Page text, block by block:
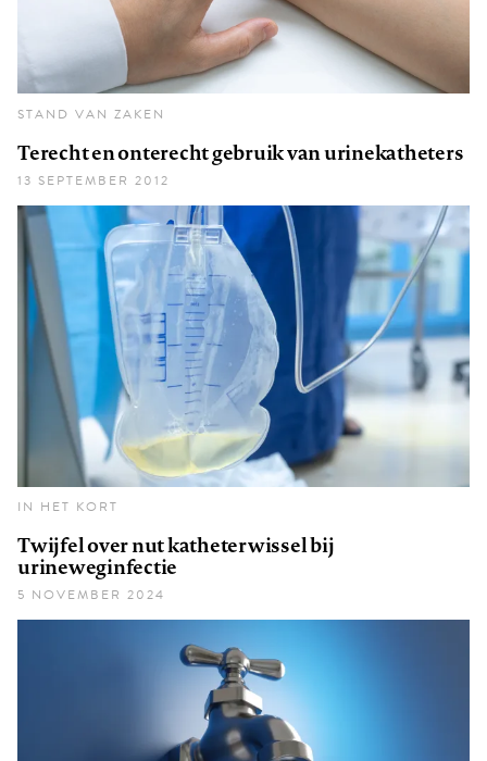
STAND VAN ZAKEN
Terecht en onterecht gebruik van urinekatheters
13 SEPTEMBER 2012
IN HET KORT
Twijfel over nut katheterwissel bij
urineweginfectie
5 NOVEMBER 2024